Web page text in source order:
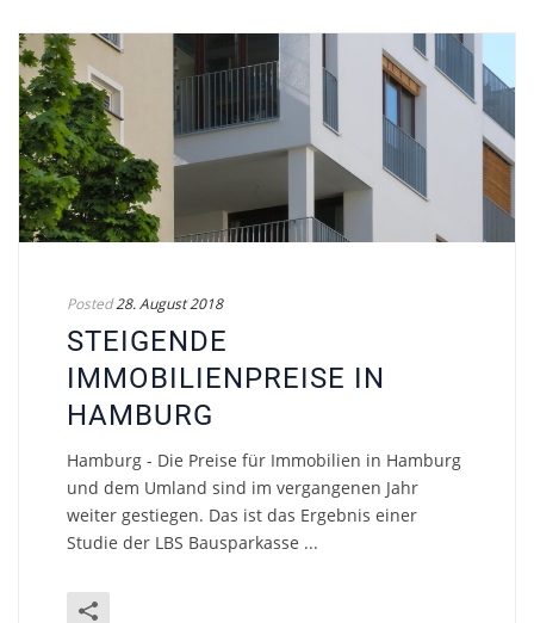
Posted28. August 2018
STEIGENDE
IMMOBILIENPREISE IN
HAMBURG
Hamburg - Die Preise für Immobilien in Hamburg
und dem Umland sind im vergangenen Jahr
weiter gestiegen. Das ist das Ergebnis einer
Studie der LBS Bausparkasse ...